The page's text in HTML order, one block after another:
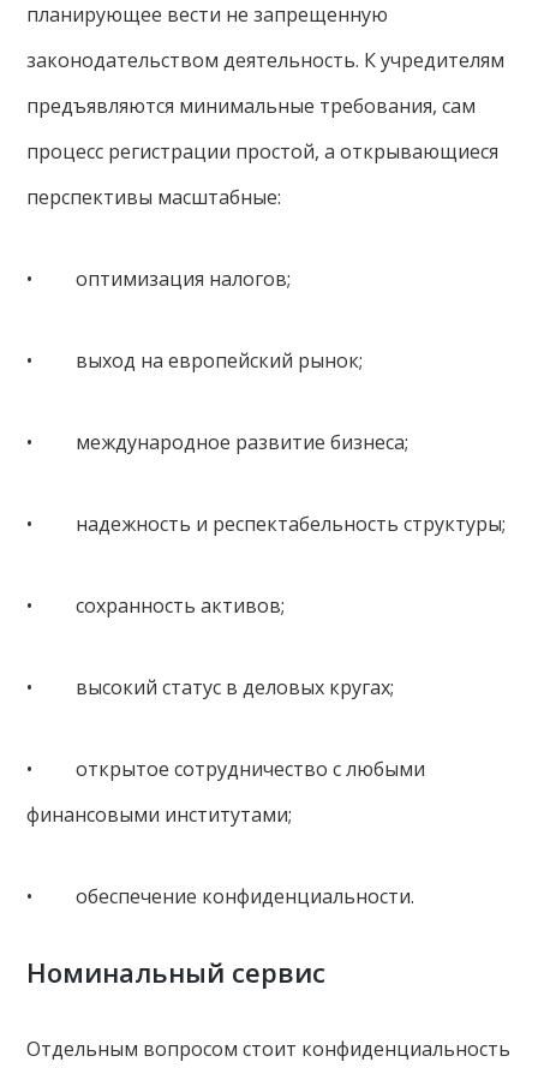
планирующее вести не запрещенную
законодательством деятельность. К учредителям
предъявляются минимальные требования, сам
процесс регистрации простой, а открывающиеся
перспективы масштабные:
• оптимизация налогов;
• выход на европейский рынок;
• международное развитие бизнеса;
• надежность и респектабельность структуры;
• сохранность активов;
• высокий статус в деловых кругах;
• открытое сотрудничество с любыми
финансовыми институтами;
• обеспечение конфиденциальности.
Номинальный сервис
Отдельным вопросом стоит конфиденциальность